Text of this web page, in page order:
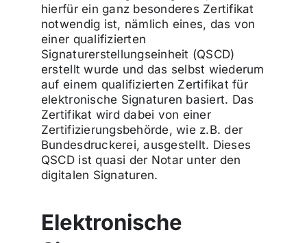
hierfür ein ganz besonderes Zertifikat
notwendig ist, nämlich eines, das von
einer qualifizierten
Signaturerstellungseinheit (QSCD)
erstellt wurde und das selbst wiederum
auf einem qualifizierten Zertifikat für
elektronische Signaturen basiert. Das
Zertifikat wird dabei von einer
Zertifizierungsbehörde, wie z.B. der
Bundesdruckerei, ausgestellt. Dieses
QSCD ist quasi der Notar unter den
digitalen Signaturen.
Elektronische